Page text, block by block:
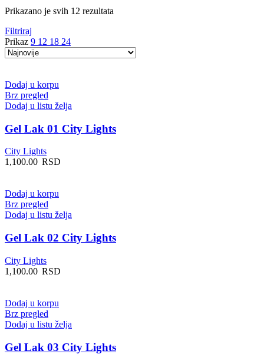
Prikazano je svih 12 rezultata
Filtriraj
Prikaz 9 12 18 24
Dodaj u korpu
Brz pregled
Dodaj u listu želja
Gel Lak 01 City Lights
City Lights
1,100.00 RSD
Dodaj u korpu
Brz pregled
Dodaj u listu želja
Gel Lak 02 City Lights
City Lights
1,100.00 RSD
Dodaj u korpu
Brz pregled
Dodaj u listu želja
Gel Lak 03 City Lights